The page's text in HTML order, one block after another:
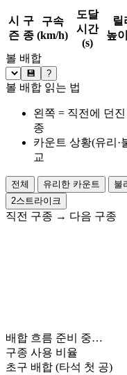
시
즌
구
종
구속
(km/h)
도달
시간
(s)
릴
높
볼 배합
💾 ?
볼 배합 읽는 법
왼쪽 = 직전에 던
종
카운트 상황(유리·
교
전체 유리한 카운트 불
2스트라이크
직전 구종 → 다음 구종
배합 흐름 준비 중…
구종 사용 비율
초구 배합 (타석 첫 공)